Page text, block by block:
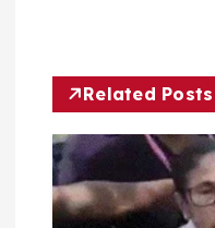
v
g
Related Posts